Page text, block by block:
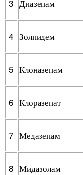
3 Диазепам
4 Золпидем
5 Клоназепам
6 Клоразепат
7 Медазепам
8 Мидазолам